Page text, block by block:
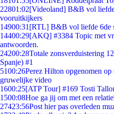
22801:02[Videoland] B&B vol
vooruitkijkers
14900:31 [RTL] B&B vol liefde 6de
14400:29[AKQ] #3384 Topic met
antwoorden.
24200:28Totale zonsverduistering
Spanje) #1
5100:26Perez Hilton opgenomen op
gruwelijke video
1600:25[ATP Tour] #169 Tosti
1500:08Hoe ga jij om met een
27423:56Post hier pas overleden